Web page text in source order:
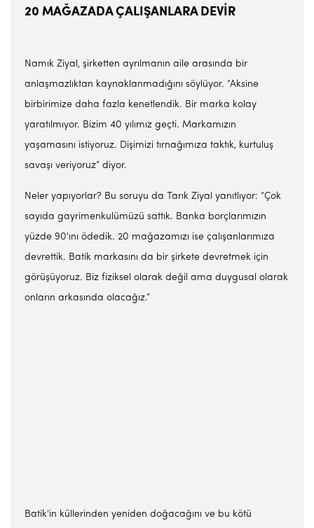
20 MAĞAZADA ÇALIŞANLARA DEVİR
Namık Ziyal, şirketten ayrılmanın aile arasında bir
anlaşmazlıktan kaynaklanmadığını söylüyor. “Aksine
birbirimize daha fazla kenetlendik. Bir marka kolay
yaratılmıyor. Bizim 40 yılımız geçti. Markamızın
yaşamasını istiyoruz. Dişimizi tırnağımıza taktık, kurtuluş
savaşı veriyoruz” diyor.
Neler yapıyorlar? Bu soruyu da Tarık Ziyal yanıtlıyor: “Çok
sayıda gayrimenkulümüzü sattık. Banka borçlarımızın
yüzde 90'ını ödedik. 20 mağazamızı ise çalışanlarımıza
devrettik. Batik markasını da bir şirkete devretmek için
görüşüyoruz. Biz fiziksel olarak değil ama duygusal olarak
onların arkasında olacağız.”
Batik'in küllerinden yeniden doğacağını ve bu kötü